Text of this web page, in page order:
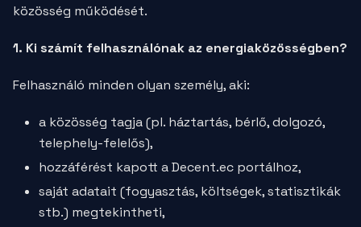
közösség működését.
1. Ki számít felhasználónak az energiaközösségben?
Felhasználó minden olyan személy, aki:
a közösség tagja (pl. háztartás, bérlő, dolgozó,
telephely-felelős),
hozzáférést kapott a Decent.ec portálhoz,
saját adatait (fogyasztás, költségek, statisztikák
stb.) megtekintheti,